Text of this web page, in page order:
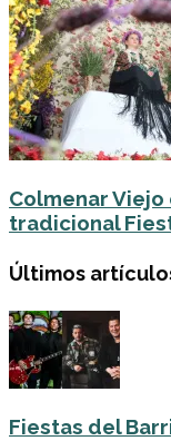
Colmenar
tradicional
Últimos
Fiestas del